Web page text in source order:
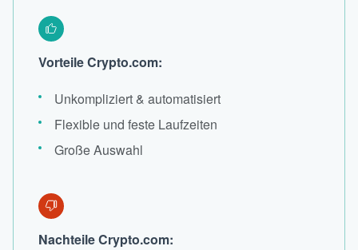
Vorteile Crypto.com:
Unkompliziert & automatisiert
Flexible und feste Laufzeiten
Große Auswahl
Nachteile Crypto.com: